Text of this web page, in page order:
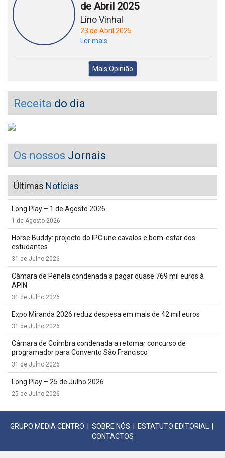
de Abril 2025
Lino Vinhal
23 de Abril 2025
Ler mais
Mais Opinião
Receita do dia
Os nossos Jornais
Últimas Notícias
Long Play – 1 de Agosto 2026
1 de Agosto 2026
Horse Buddy: projecto do IPC une cavalos e bem-estar dos
estudantes
31 de Julho 2026
Câmara de Penela condenada a pagar quase 769 mil euros à
APIN
31 de Julho 2026
Expo Miranda 2026 reduz despesa em mais de 42 mil euros
31 de Julho 2026
Câmara de Coimbra condenada a retomar concurso de
programador para Convento São Francisco
31 de Julho 2026
Long Play – 25 de Julho 2026
25 de Julho 2026
GRUPO MEDIA CENTRO SOBRE NÓS ESTATUTO EDITORIAL
CONTACTOS